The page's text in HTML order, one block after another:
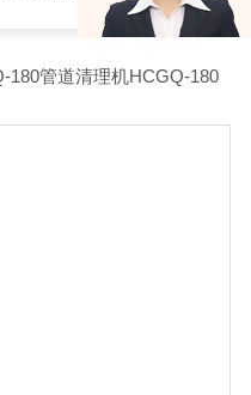
管道清理机HCGQ-180